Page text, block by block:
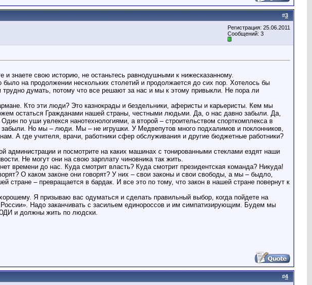
#3
Регистрация: 25.06.2011
Сообщений: 3
знаете свою историю, не останьтесь равнодушными к нижесказанному.
на продолжении нескольких столетий и продолжается до сих пор. Хотелось бы
думать, потому что все решают за нас и мы к этому привыкли. Не пора ли
Кто эти люди? Это казнокрады и бездельники, аферисты и карьеристы. Кем мы
остаться Гражданами нашей страны, честными людьми. Да, о нас давно забыли. Да,
по уши увлекся нанотехнологиями, а второй – строительством спорткомплекса в
Но мы – люди. Мы – не игрушки. У Медвепутов много подхалимов и поклонников,
А где учителя, врачи, работники сфер обслуживания и другие бюджетные работники?
и посмотрите на каких машинах с тонированными стеклами ездят наши
Не могут они на свою зарплату чиновника так жить.
времени до нас. Куда смотрит власть? Куда смотрит президентская команда? Никуда!
О каком законе они говорят? У них – свои законы и свои свободы, а мы – быдло,
– превращается в бардак. И все это по тому, что закон в нашей стране повернут к
Я призываю вас одуматься и сделать правильный выбор, когда пойдете на
Надо заканчивать с засильем единороссов и им симпатизирующим. Будем мы
и должны жить по людски.
#4